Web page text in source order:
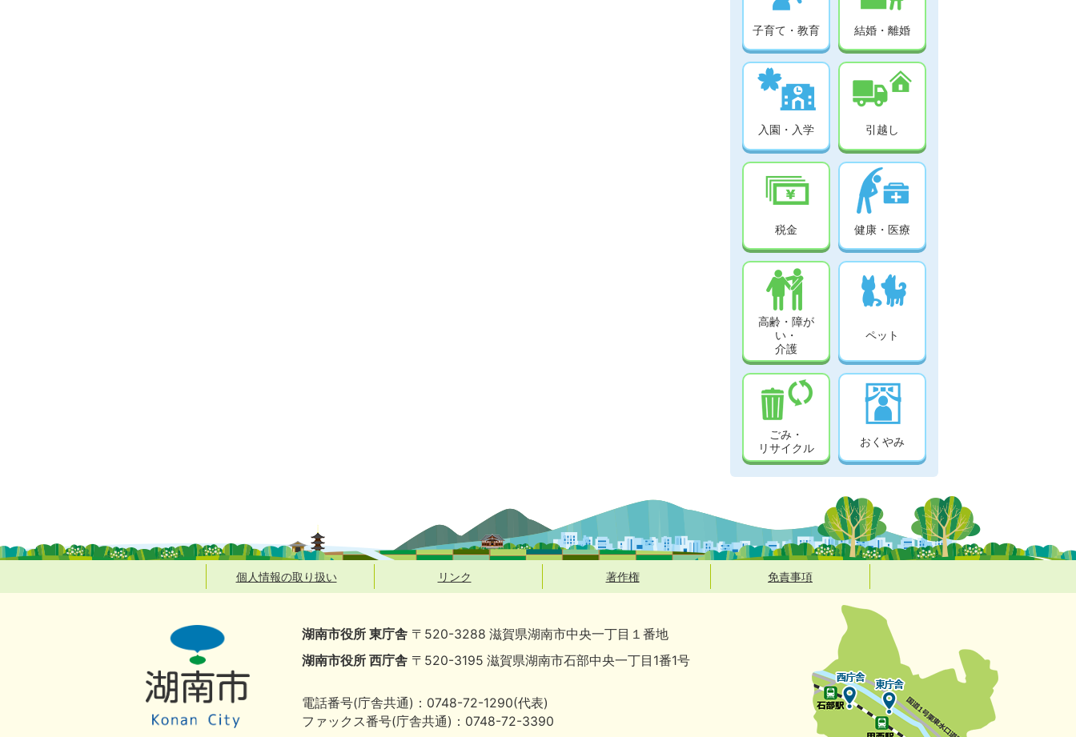
子育て・教育 結婚・離婚
入園・入学 引越し
税金 健康・医療
高齢・障が
い・
介護
ペット
ごみ・
リサイクル
おくやみ
個人情報の取り扱い リンク 著作権 免責事項
湖南市役所 東庁舎 〒520-3288 滋賀県湖南市中央一丁目１番地
湖南市役所 西庁舎 〒520-3195 滋賀県湖南市石部中央一丁目1番1号
電話番号(庁舎共通)：0748-72-1290(代表)
ファックス番号(庁舎共通)：0748-72-3390